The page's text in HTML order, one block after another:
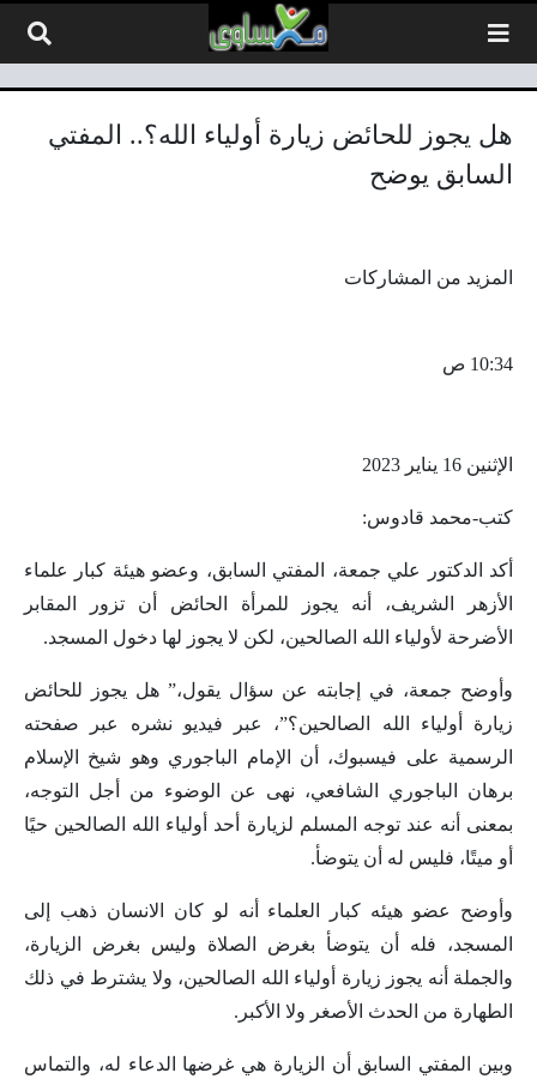
هل يجوز للحائض زيارة أولياء الله؟.. المفتي
السابق يوضح
المزيد من المشاركات
10:34 ص
الإثنين 16 يناير 2023
كتب-محمد قادوس:
أكد الدكتور علي جمعة، المفتي السابق، وعضو هيئة كبار علماء
الأزهر الشريف، أنه يجوز للمرأة الحائض أن تزور المقابر
الأضرحة لأولياء الله الصالحين، لكن لا يجوز لها دخول المسجد.
وأوضح جمعة، في إجابته عن سؤال يقول،” هل يجوز للحائض
زيارة أولياء الله الصالحين؟”، عبر فيديو نشره عبر صفحته
الرسمية على فيسبوك، أن الإمام الباجوري وهو شيخ الإسلام
برهان الباجوري الشافعي، نهى عن الوضوء من أجل التوجه،
بمعنى أنه عند توجه المسلم لزيارة أحد أولياء الله الصالحين حيًا
أو ميتًا، فليس له أن يتوضأ.
وأوضح عضو هيئه كبار العلماء أنه لو كان الانسان ذهب إلى
المسجد، فله أن يتوضأ بغرض الصلاة وليس بغرض الزيارة،
والجملة أنه يجوز زيارة أولياء الله الصالحين، ولا يشترط في ذلك
الطهارة من الحدث الأصغر ولا الأكبر.
وبين المفتي السابق أن الزيارة هي غرضها الدعاء له، والتماس